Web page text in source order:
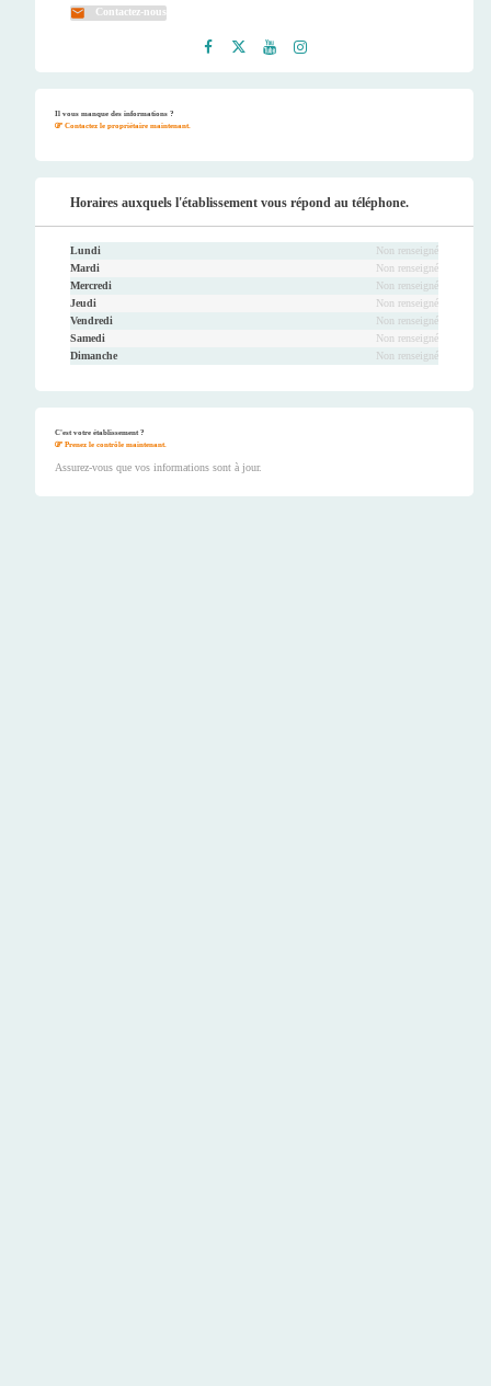
Contactez-nous
Il vous manque des informations ?
Contactez le propriétaire maintenant.
Horaires auxquels l'établissement vous répond au téléphone.
Lundi
Non renseigné
Mardi
Non renseigné
Mercredi
Non renseigné
Jeudi
Non renseigné
Vendredi
Non renseigné
Samedi
Non renseigné
Dimanche
Non renseigné
C'est votre établissement ?
Prenez le contrôle maintenant.
Assurez-vous que vos informations sont à jour.